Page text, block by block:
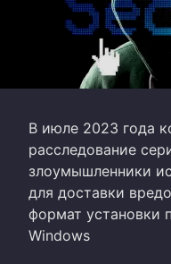
В июле 2023 года
расследование
злоумышленники
для доставки
формат установки
Windows